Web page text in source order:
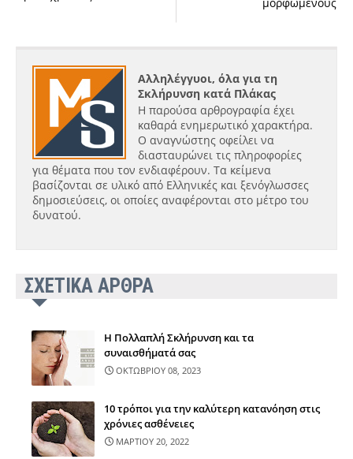
Αλληλέγγυοι, όλα για τη
Σκλήρυνση κατά Πλάκας
Η παρούσα αρθρογραφία έχει
καθαρά ενημερωτικό χαρακτήρα.
Ο αναγνώστης οφείλει να
διασταυρώνει τις πληροφορίες
για θέματα που τον ενδιαφέρουν. Τα κείμενα
βασίζονται σε υλικό από Ελληνικές και ξενόγλωσσες
δημοσιεύσεις, οι οποίες αναφέρονται στο μέτρο του
δυνατού.
ΣΧΕΤΙΚΑ ΑΡΘΡΑ
Η Πολλαπλή Σκλήρυνση και τα
συναισθήματά σας
ΟΚΤΩΒΡΙΟΥ 08, 2023
10 τρόποι για την καλύτερη κατανόηση στις
χρόνιες ασθένειες
ΜΑΡΤΙΟΥ 20, 2022